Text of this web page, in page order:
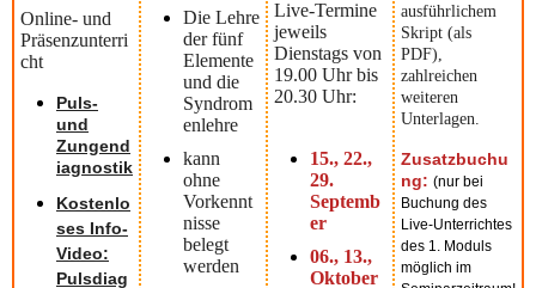
Online- und
Präsenzunterri
cht
Puls-
und
Zungend
iagnostik
Kostenlo
ses Info-
Video:
Pulsdiag
Die Lehre
der fünf
Elemente
und die
Syndrom
enlehre
kann
ohne
Vorkennt
nisse
belegt
werden
Live-Termine
jeweils
Dienstags von
19.00 Uhr bis
20.30 Uhr:
15., 22.,
29.
Septemb
er
06., 13.,
Oktober
ausführlichem
Skript (als
PDF),
zahlreichen
weiteren
Unterlagen.
Zusatzbuchu
ng: (nur bei
Buchung des
Live-Unterrichtes
des 1. Moduls
möglich im